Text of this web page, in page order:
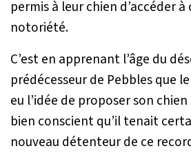
permis à leur chien d’accéder
notoriété.
C’est en apprenant l’âge du
prédécesseur de Pebbles que
eu l’idée de proposer son
bien conscient qu’il tenait
nouveau détenteur de ce